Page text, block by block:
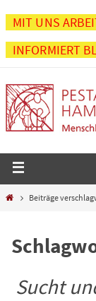
Zum
Inhalt
springen
MIT UNS
INFORMIERT
StartBeiträge
Sucht